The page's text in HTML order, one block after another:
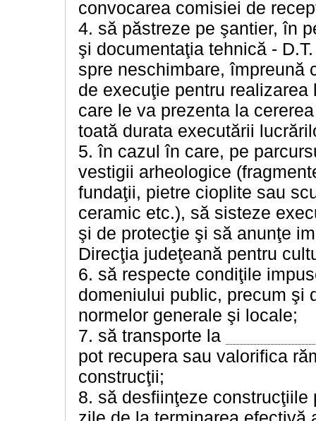
convocarea comisiei de
4. să păstreze pe şantier, în
şi documentaţia tehnică -
spre neschimbare, împreună
de execuţie pentru
care le va prezenta la
toată durata executării
5. în cazul în care, pe
vestigii arheologice
fundaţii, pietre cioplite sau
ceramic etc.), să sisteze
şi de protecţie şi să anunţe
Direcţia judeţeană pentru
6. să respecte condiţile
domeniului public, precum şi
normelor generale şi locale;
7. să transporte la
pot recupera sau valorifica
construcţii;
8. să desfiinţeze